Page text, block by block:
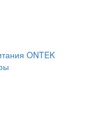
ONTEK